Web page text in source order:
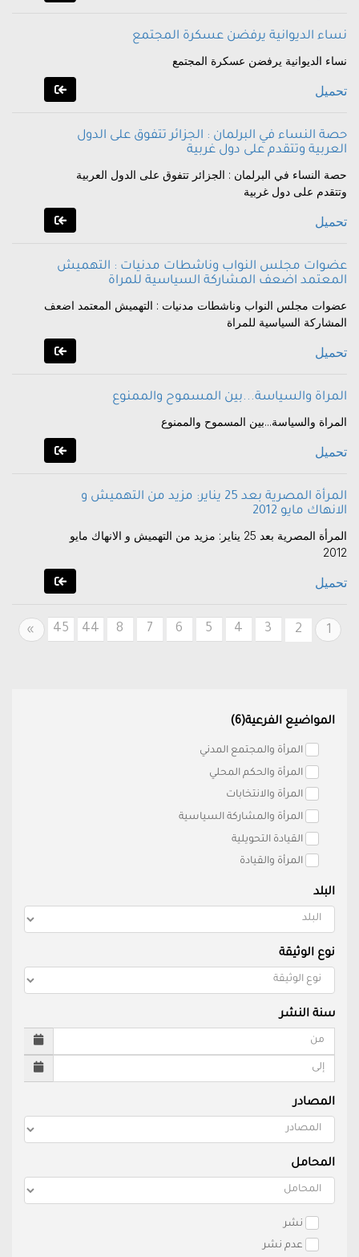
نساء الديوانية يرفضن عسكرة المجتمع
نساء الديوانية يرفضن عسكرة المجتمع
تحميل
حصة النساء في البرلمان : الجزائر تتفوق على الدول
العربية وتتقدم على دول غربية
حصة النساء في البرلمان : الجزائر تتفوق على الدول العربية
وتتقدم على دول غربية
تحميل
عضوات مجلس النواب وناشطات مدنيات : التهميش
المعتمد اضعف المشاركة السياسية للمراة
عضوات مجلس النواب وناشطات مدنيات : التهميش المعتمد اضعف
المشاركة السياسية للمراة
تحميل
المراة والسياسة...بين المسموح والممنوع
المراة والسياسة...بين المسموح والممنوع
تحميل
المرأة المصرية بعد 25 يناير: مزيد من التهميش و
الانهاك مايو 2012
المرأة المصرية بعد 25 يناير: مزيد من التهميش و الانهاك مايو
2012
تحميل
1
2
3
4
5
6
7
8
44
45
»
المواضيع الفرعية(6)
المرأة والمجتمع المدني
المرأة والحكم المحلي
المرأة والانتخابات
المرأة والمشاركة السياسية
القيادة التحويلية
المرأة والقيادة
البلد
نوع الوثيقة
سنة النشر
المصادر
المحامل
نشر
عدم نشر